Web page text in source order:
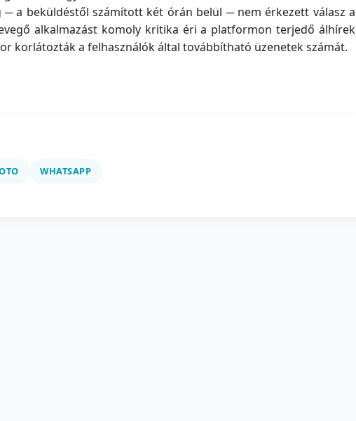
a beküldéstől számított két órán belül ─ nem érkezett válasz a
alkalmazást komoly kritika éri a platformon terjedő álhírek
korlátozták a felhasználók által továbbítható üzenetek számát.
WHATSAPP